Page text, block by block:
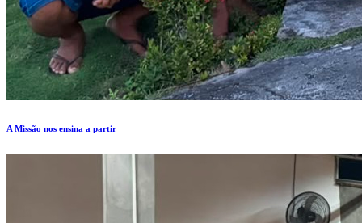
A Missão nos ensina a partir